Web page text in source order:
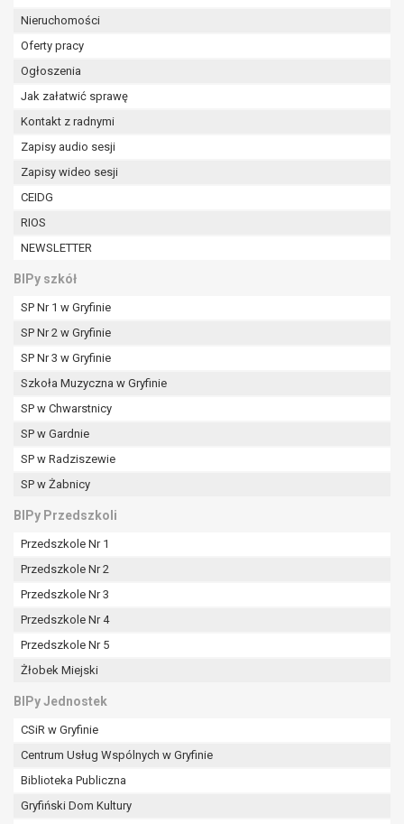
Nieruchomości
Oferty pracy
Ogłoszenia
Jak załatwić sprawę
Kontakt z radnymi
Zapisy audio sesji
Zapisy wideo sesji
CEIDG
RIOS
NEWSLETTER
BIPy szkół
SP Nr 1 w Gryfinie
SP Nr 2 w Gryfinie
SP Nr 3 w Gryfinie
Szkoła Muzyczna w Gryfinie
SP w Chwarstnicy
SP w Gardnie
SP w Radziszewie
SP w Żabnicy
BIPy Przedszkoli
Przedszkole Nr 1
Przedszkole Nr 2
Przedszkole Nr 3
Przedszkole Nr 4
Przedszkole Nr 5
Żłobek Miejski
BIPy Jednostek
CSiR w Gryfinie
Centrum Usług Wspólnych w Gryfinie
Biblioteka Publiczna
Gryfiński Dom Kultury
tym również profilowaniu.